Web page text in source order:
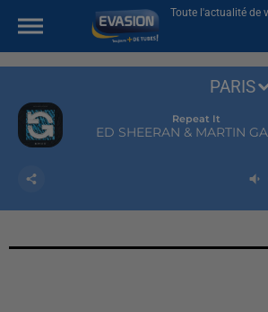
Toute l'actualité de
Repeat It
ED SHEERAN & MARTIN
PARIS